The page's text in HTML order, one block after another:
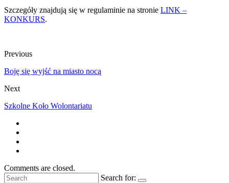
Szczegóły znajdują się w regulaminie na stronie LINK –
KONKURS.
Previous
Boję się wyjść na miasto nocą
Next
Szkolne Koło Wolontariatu
Comments are closed.
Search for: